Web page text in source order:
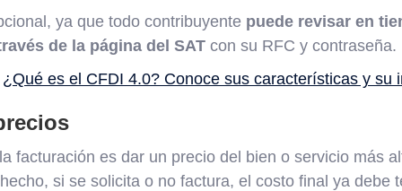
ya que todo contribuyente puede revisar en
de la página del SATcon su RFC y contraseña.
¿Qué es el CFDI 4.0? Conoce sus características y su
facturación es dar un precio del bien o servicio más
si se solicita o no factura, el costo final ya debe